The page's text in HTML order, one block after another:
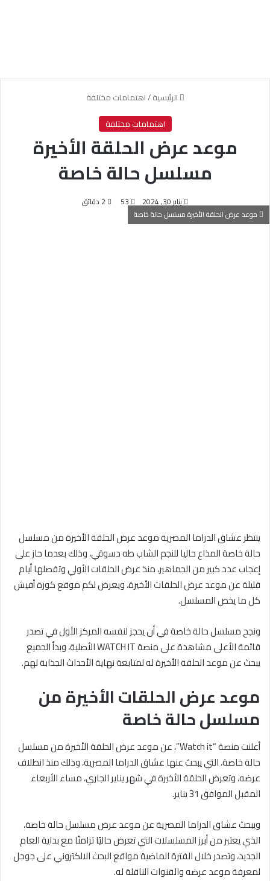
الرئيسية/اهتمامات مختلفة
اهتمامات مختلفة
موعد عرض الحلقة الأخيرة
مسلسل حالة خاصة
يناير 30, 2024 53
موعد عرض الحلقة الأخيرة مسلسل حالة خاصة
ينتظر عشاق الدراما المصرية موعد عرض الحلقة الأخيرة من مسلسل
حالة خاصة المذاع حاليا للنجم الشاب طه دسوقي، وذلك بعدما حاز على
إعجاب عدد كبير من الجماهير، منذ عرض الحلقات الأولي وتفصلها أيام
قليلة عن موعد عرض الحلقات الأخيرة، ويعرض لكم موقع كورة أفيش
كل ما يخص المسلسل.
ونجح مسلسل حالة خاصة في أن يحجز لنفسه المركز الأول في تصدر
قائمة الأعلى مشاهدة على منصة WATCH IT الأصلية، وبدأ الجميع
يبحث عن موعد الحلقة الأخيرة له لمتابعة نهاية الأحداث الجذابة لهم.
موعد عرض الحلقات الأخيرة من
مسلسل حالة خاصة
أعلنت منصة “Watch it”، عن موعد عرض الحلقة الأخيرة من مسلسل
حالة خاصة، التي يبحث عنها عشاق الدراما المصرية، وذلك منذ انطلاف
عرضه، وتعرض الحلقة الأخيرة في شهر يناير الجاري، مساء الأربعاء
المقبل الموافق 31 يناير.
ويبحث عشاق الدراما المصرية عن موعد عرض مسلسل حالة خاصة،
الذي يعتبر من أبرز المسلسلات التي تعرض حاليًا تزامنًا مع بداية العام
الجديد، وتصدر خلال الفترة الماضية مواقع البحث الالكتروني على جوجل
لمعرفة موعد عرضه والقنوات الناقلة له.